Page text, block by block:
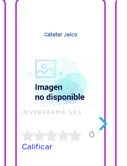
Cateter Jelco
INVERFARMA SAS
0
Calificar
›